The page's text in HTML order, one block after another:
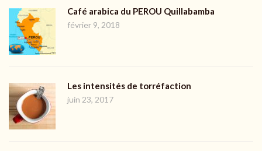
Café arabica du PEROU Quillabamba
février 9, 2018
Les intensités de torréfaction
juin 23, 2017